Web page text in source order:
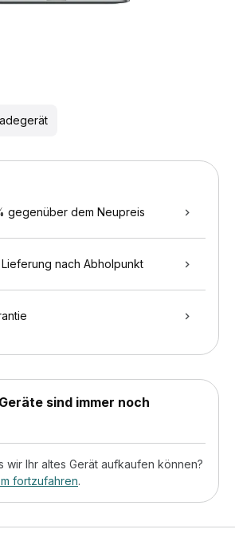
gegenüber dem Neupreis
nach Abholpunkt
sind immer noch
wir Ihr altes Gerät aufkaufen können?
fortzufahren.